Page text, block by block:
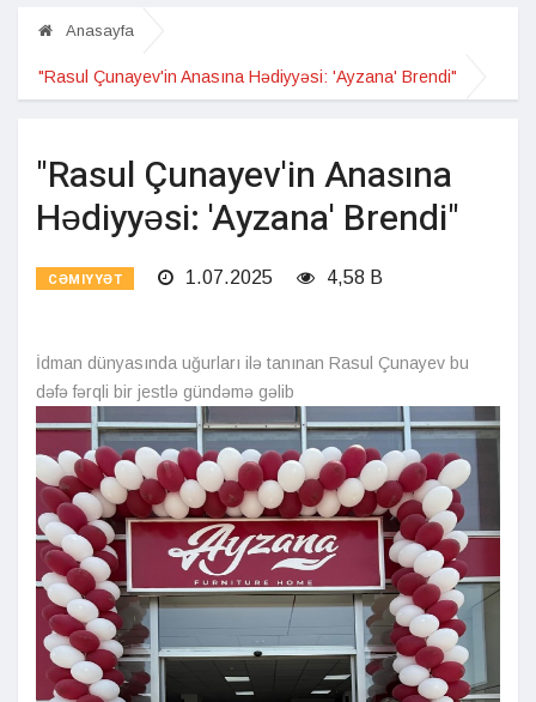
Anasayfa
"Rasul Çunayev'in Anasına Hədiyyəsi: 'Ayzana' Brendi"
"Rasul Çunayev'in Anasına
Hədiyyəsi: 'Ayzana' Brendi"
CƏMIYYƏT 1.07.2025 4,58 B
İdman dünyasında uğurları ilə tanınan Rasul Çunayev bu
dəfə fərqli bir jestlə gündəmə gəlib